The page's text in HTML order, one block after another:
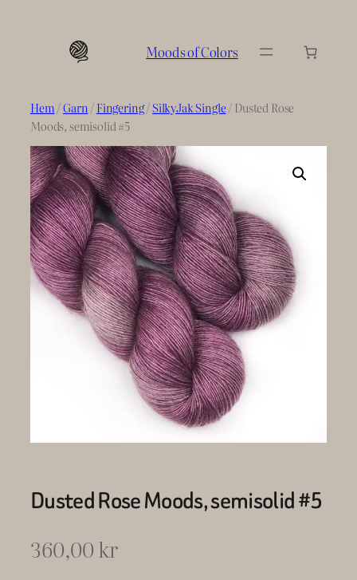
Moods of Colors
Hem/Garn /Fingering/SilkyJak Single/ Dusted Rose
Moods, semisolid #5
Dusted Rose Moods, semisolid #5
360,00kr